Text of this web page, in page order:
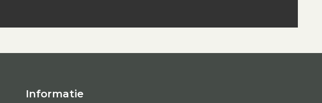
Informatie